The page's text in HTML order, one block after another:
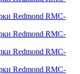
Redmond RMC-
Redmond RMC-
Redmond RMC-
Redmond RMC-